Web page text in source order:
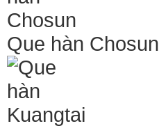
Que hàn Chosun